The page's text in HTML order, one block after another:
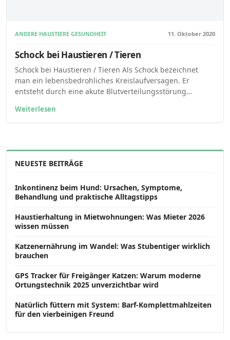
ANDERE HAUSTIERE GESUNDHEIT 11. Oktober 2020
Schock bei Haustieren / Tieren
Schock bei Haustieren / Tieren Als Schock bezeichnet
man ein lebensbedrohliches Kreislaufversagen. Er
entsteht durch eine akute Blutverteilungsstörung…
Weiterlesen
NEUESTE BEITRÄGE
Inkontinenz beim Hund: Ursachen, Symptome,
Behandlung und praktische Alltagstipps
Haustierhaltung in Mietwohnungen: Was Mieter 2026
wissen müssen
Katzenernährung im Wandel: Was Stubentiger wirklich
brauchen
GPS Tracker für Freigänger Katzen: Warum moderne
Ortungstechnik 2025 unverzichtbar wird
Natürlich füttern mit System: Barf-Komplettmahlzeiten
für den vierbeinigen Freund